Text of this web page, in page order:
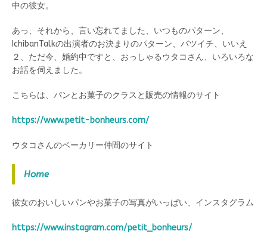
中の彼女。
あっ、それから、言い忘れてました、いつものパターン、
IchibanTalkの出演者のお決まりのパターン、バツイチ、いいえ
２、ただ今、婚約中ですと、おっしゃるウタコさん、いろいろな
お話を伺えました。
こちらは、パンとお菓子のクラスと販売の情報のサイト
https://www.petit-bonheurs.com/
ウタコさんのベーカリー仲間のサイト
Home
彼女のおいしいパンやお菓子の写真がいっぱい、インスタグラム
https://www.instagram.com/petit_bonheurs/